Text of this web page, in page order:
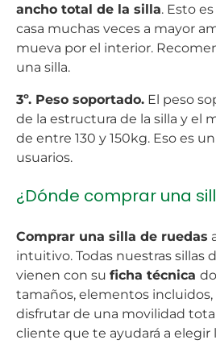
ancho total de la silla. Esto
casa muchas veces a mayor
mueva por el interior.
una silla.
3º. Peso soportado. El peso
de la estructura de la silla y el
de entre 130 y 150kg. Eso es
usuarios.
¿Dónde comprar una
Comprar una silla de ruedas
intuitivo. Todas nuestras sillas
vienen con su ficha técnica
tamaños, elementos
disfrutar de una movilidad
cliente que te ayudará a elegir